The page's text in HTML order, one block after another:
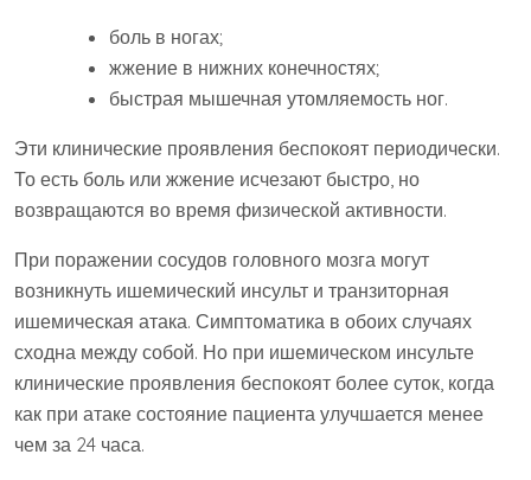
боль в ногах;
жжение в нижних конечностях;
быстрая мышечная утомляемость ног.
Эти клинические проявления беспокоят периодически.
То есть боль или жжение исчезают быстро, но
возвращаются во время физической активности.
При поражении сосудов головного мозга могут
возникнуть ишемический инсульт и транзиторная
ишемическая атака. Симптоматика в обоих случаях
сходна между собой. Но при ишемическом инсульте
клинические проявления беспокоят более суток, когда
как при атаке состояние пациента улучшается менее
чем за 24 часа.